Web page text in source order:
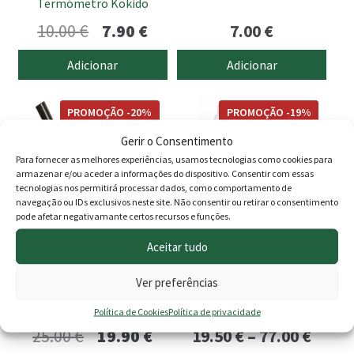
Gerir o Consentimento
Para fornecer as melhores experiências, usamos tecnologias como cookies para
armazenar e/ou aceder a informações do dispositivo. Consentir com essas
tecnologias nos permitirá processar dados, como comportamento de
navegação ou IDs exclusivos neste site. Não consentir ou retirar o consentimento
pode afetar negativamante certos recursos e funções.
Aceitar tudo
Ver preferências
Política de CookiesPolítica de privacidade
Termómetro Kokido
10.00€
O
preço
original
era:
10.00 €.
7.90 €O
preço
atual
é:
7.90 €.
Adicionar
7.00€
Adicionar
Apanha folhas c/bolsa
Super Pro (Camaroeiro)
5.00de 5
PROMOÇÃO -20%
25.00€O19.90€O
CTX-500S AlgaStop Super
PROMOÇÃO -19%
19.50€–77.00€Price
product
has
multiple
variants.
The
options
chosen
the
product